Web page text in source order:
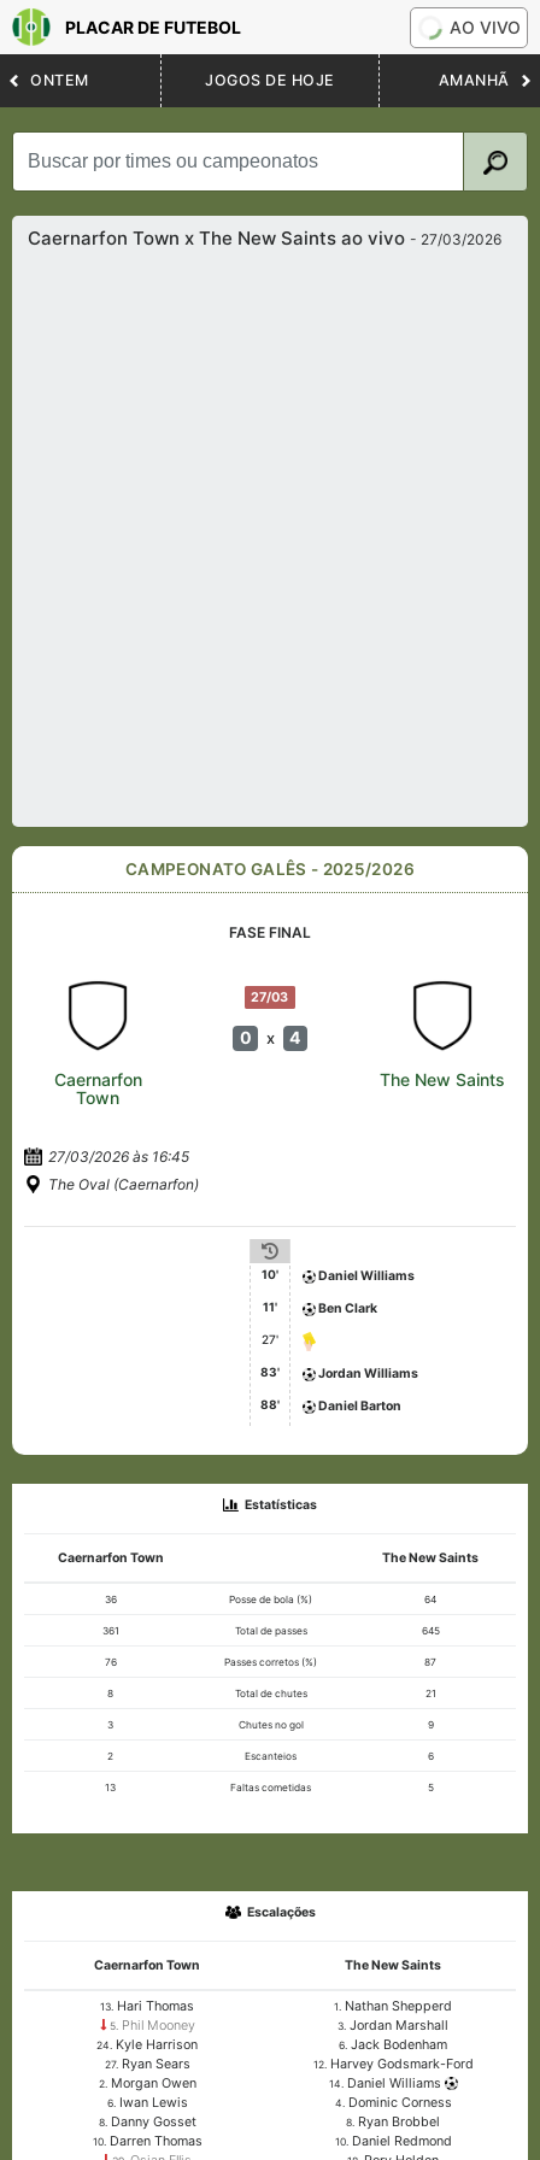
PLACAR DE FUTEBOL AO VIVO
ONTEM JOGOS DE HOJE AMANHÃ
Caernarfon Town x The New Saints ao vivo- 27/03/2026
CAMPEONATO GALÊS - 2025/2026
FASE FINAL
27/03
0 x 4
Caernarfon
Town
The New Saints
27/03/2026 às 16:45
The Oval (Caernarfon)
10' Daniel Williams
11' Ben Clark
27'
83' Jordan Williams
88' Daniel Barton
Estatísticas
Caernarfon Town The New Saints
36 Posse de bola (%) 64
361 Total de passes 645
76 Passes corretos (%) 87
8 Total de chutes 21
3 Chutes no gol 9
2 Escanteios 6
13 Faltas cometidas 5
Escalações
Caernarfon Town The New Saints
13. Hari Thomas
5.Phil Mooney
24. Kyle Harrison
27.Ryan Sears
2.Morgan Owen
6.Iwan Lewis
8.Danny Gosset
10.Darren Thomas
1. Nathan Shepperd
3. Jordan Marshall
6. Jack Bodenham
12.Harvey Godsmark-Ford
14. Daniel Williams
4. Dominic Corness
8. Ryan Brobbel
10.Daniel Redmond